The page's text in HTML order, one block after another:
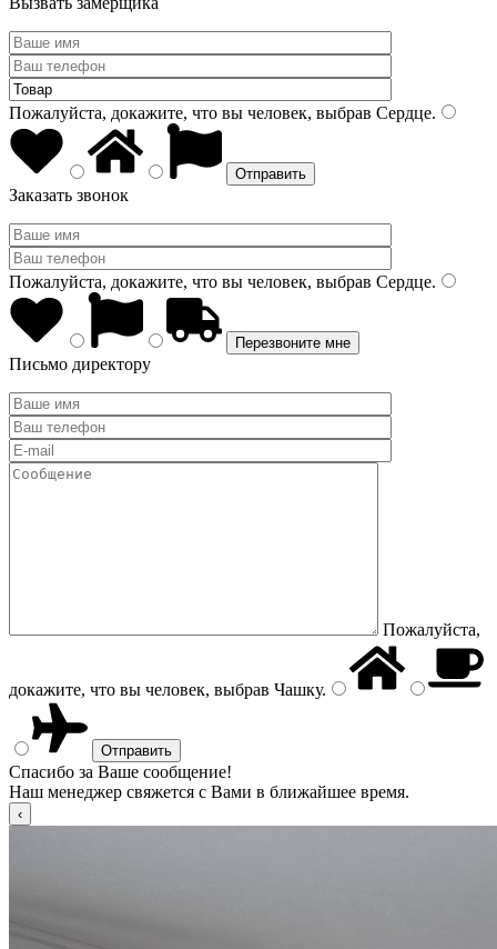
Пожалуйста, докажите, что вы человек, выбрав Сердце.
Заказать звонок
Пожалуйста, докажите, что вы человек, выбрав Сердце.
Письмо директору
Пожалуйста,
докажите, что вы человек, выбрав Чашку.
Спасибо за Ваше сообщение!
Наш менеджер свяжется с Вами в ближайшее время.